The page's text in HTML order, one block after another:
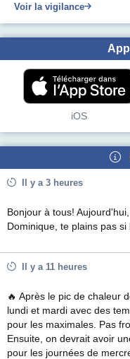
Voir la vigilance
iOS
Il y a 3 heures
Bonjour à tous!
Dominique, te plains pas
Il y a 11 heures
🔥 Après le pic de chaleur
lundi et mardi avec des
pour les maximales. Pas
Ensuite, on devrait avoir
pour les journées de